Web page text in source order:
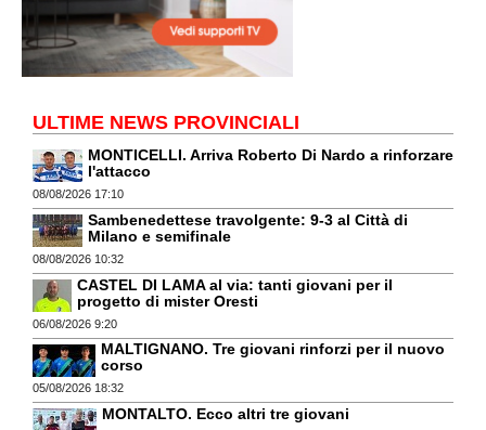
ULTIME NEWS PROVINCIALI
MONTICELLI. Arriva Roberto Di Nardo a rinforzare
l'attacco
08/08/2026 17:10
Sambenedettese travolgente: 9-3 al Città di
Milano e semifinale
08/08/2026 10:32
CASTEL DI LAMA al via: tanti giovani per il
progetto di mister Oresti
06/08/2026 9:20
MALTIGNANO. Tre giovani rinforzi per il nuovo
corso
05/08/2026 18:32
MONTALTO. Ecco altri tre giovani